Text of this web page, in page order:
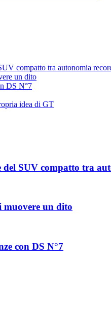
compatto tra autonomia
un dito
DS N°7
idea di GT
SUV compatto tra
muovere un dito
con DS N°7